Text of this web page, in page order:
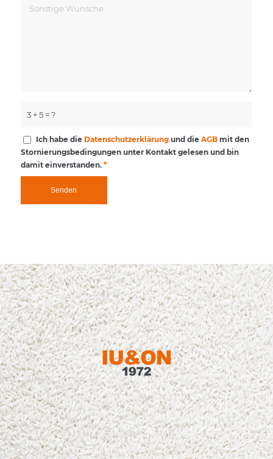
3 + 5 = ?
Ich habe die Datenschutzerklärungund die AGBmit den
Stornierungsbedingungen unter Kontakt gelesen und bin
damit einverstanden. *